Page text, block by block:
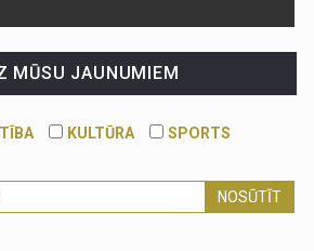
MŪSU JAUNUMIEM
KULTŪRA
SPORTS
NOSŪTĪT